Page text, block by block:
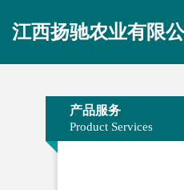
江西扬驰农业有限
产品服务
Product Services